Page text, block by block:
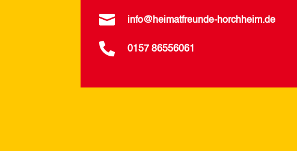
 info@heimatfreunde-horchheim.de
 0157 86556061